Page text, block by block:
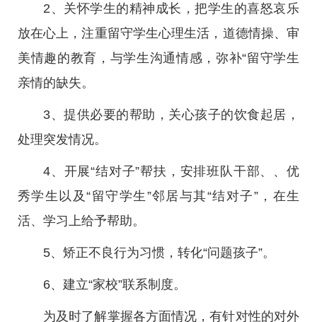
2、关怀学生的精神成长，把学生的喜怒哀乐
放在心上，注重留守学生心理生活，道德情操、审
美情趣的教育，与学生沟通情感，弥补“留守学生
亲情的缺失。
3、提供必要的帮助，关心孩子的饮食起居，
处理突发情况。
4、开展“结对子”帮扶，安排班队干部、、优
秀学生以及“留守学生”邻居与其“结对子”，在生
活、学习上给予帮助。
5、矫正不良行为习惯，转化“问题孩子”。
6、建立“家校”联系制度。
为及时了解掌握各方面情况，有针对性的对外